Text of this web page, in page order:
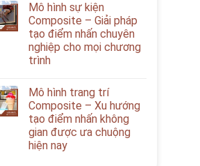
Mô hình sự kiện
Composite – Giải pháp
tạo điểm nhấn chuyên
nghiệp cho mọi chương
trình
Mô hình trang trí
Composite – Xu hướng
tạo điểm nhấn không
gian được ưa chuộng
hiện nay